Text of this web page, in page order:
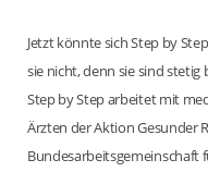
Jetzt könnte sich Step by
sie nicht, denn sie sind
Step by Step arbeitet mit
Ärzten der Aktion Gesunder
Bundesarbeitsgemeinschaft